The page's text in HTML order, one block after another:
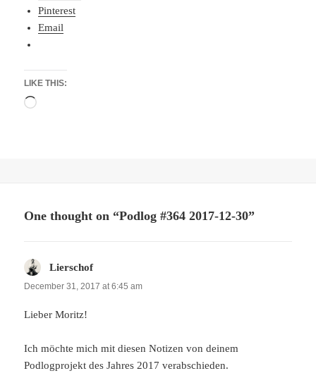
Pinterest
Email
LIKE THIS:
Loading…
One thought on “Podlog #364 2017-12-30”
Lierschofsays:
December 31, 2017 at 6:45 am
Lieber Moritz!
Ich möchte mich mit diesen Notizen von deinem
Podlogprojekt des Jahres 2017 verabschieden.